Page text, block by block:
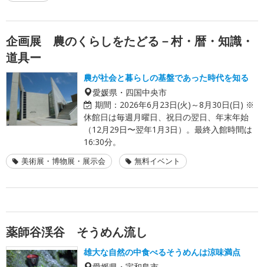
企画展 農のくらしをたどる－村・暦・知識・
道具ー
農が社会と暮らしの基盤であった時代を知る
愛媛県・四国中央市
期間： 2026年6月23日(火)～8月30日(日) ※
休館日は毎週月曜日、祝日の翌日、年末年始
（12月29日〜翌年1月3日）。最終入館時間は
16:30分。
美術展・博物展・展示会 無料イベント
薬師谷渓谷 そうめん流し
雄大な自然の中食べるそうめんは涼味満点